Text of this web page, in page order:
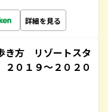
詳細を見る
き方 リゾートスタ
０１９～２０２０